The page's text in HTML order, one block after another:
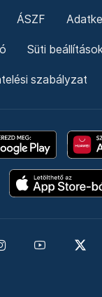
ÁSZF
Süti
szabályzat